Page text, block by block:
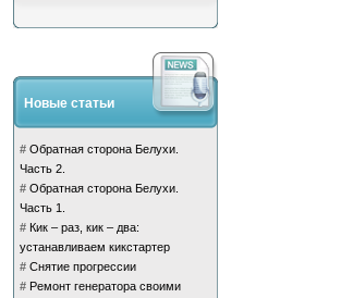
Новые статьи
# Обратная сторона Белухи.
Часть 2.
# Обратная сторона Белухи.
Часть 1.
# Кик – раз, кик – два:
устанавливаем кикстартер
# Снятие прогрессии
# Ремонт генератора своими